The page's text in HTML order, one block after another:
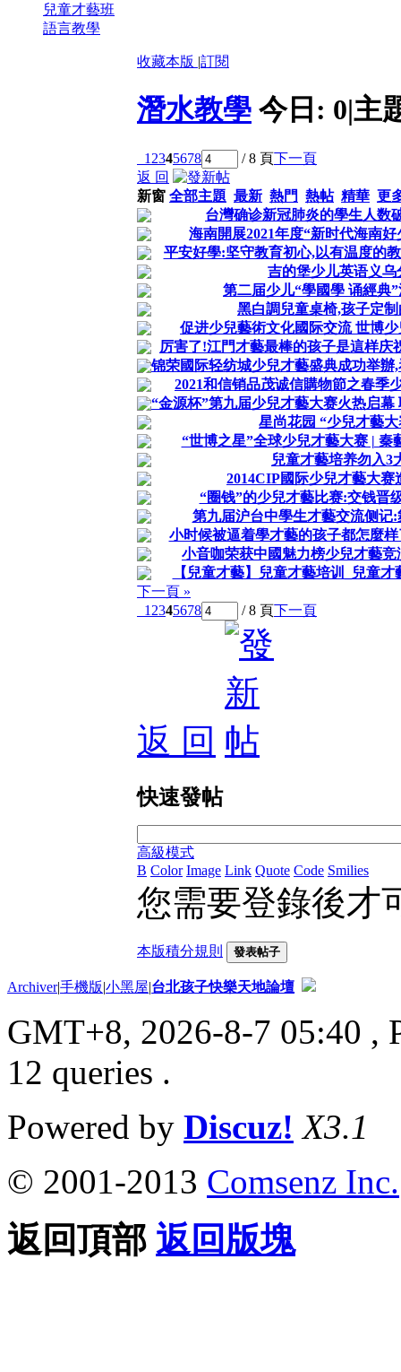
兒童才藝班
語言教學
收藏本版 |訂閱
潛水教學 今日: 0|主
1 2345678 / 8 頁下一頁
返 回
新窗 全部主題 最新 熱門 熱帖 精華 更
台灣确诊新冠肺炎的學生人数
海南開展2021年度“新时代海南
平安好學:坚守教育初心,以有温度的
吉的堡少儿英语义乌
第二届少儿“學國學 诵經典
黑白調兒童桌椅,孩子定
促进少兒藝術文化國际交流 世博
厉害了!江門才藝最棒的孩子是這样庆
锦荣國际轻纺城少兒才藝盛典成功举辦
2021和信销品茂诚信購物節之春季
“金源杯”第九届少兒才藝大赛火热启幕
星尚花园 “少兒才藝
“世博之星”全球少兒才藝大赛 | 秦
兒童才藝培养勿入3
2014CIP國际少兒才藝大赛
“圈钱”的少兒才藝比赛:交钱晋
第九届沪台中學生才藝交流侧记
小时候被逼着學才藝的孩子都怎麼
小音咖荣获中國魅力榜少兒才藝
【兒童才藝】兒童才藝培训_兒童
下一頁 »
1 2345678 / 8 頁下一頁
返 回
快速發帖
高級模式
B Color Image Link Quote Code Smilies
您需要登錄後才
本版積分規則 發表帖子
Archiver|手機版|小黑屋|台北孩子快樂天地論壇
GMT+8, 2026-8-7 05:40 ,
12 queries .
Powered by Discuz! X3.1
© 2001-2013 Comsenz Inc.
返回頂部 返回版塊